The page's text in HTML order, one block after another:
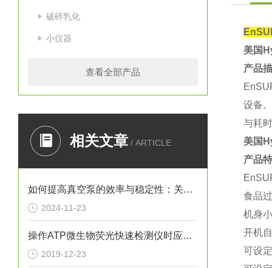
破碎乳化
小仪器
查看全部产品
相关文章 / ARTICLE
如何提高真空泵的效率与稳定性：关键技术分析
2024-11-23
操作ATP微生物荧光快速检测仪时应该注意的几个要点
2019-12-23
美国
产品
设备
与耗
美国
产品
食品
机身
开机
可设